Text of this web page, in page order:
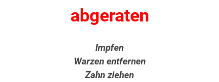
abgeraten
Impfen
Warzen entfernen
Zahn ziehen